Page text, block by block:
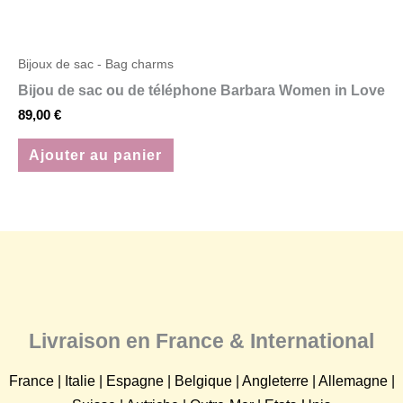
Bijoux de sac - Bag charms
Bijou de sac ou de téléphone Barbara Women in Love
89,00 €
Ajouter au panier
Livraison en France & International
France | Italie | Espagne | Belgique | Angleterre | Allemagne |